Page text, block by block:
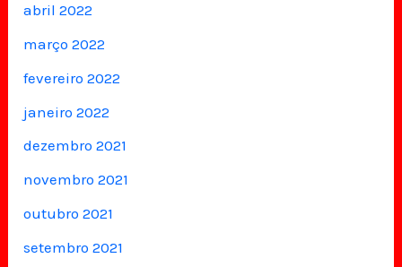
abril 2022
março 2022
fevereiro 2022
janeiro 2022
dezembro 2021
novembro 2021
outubro 2021
setembro 2021